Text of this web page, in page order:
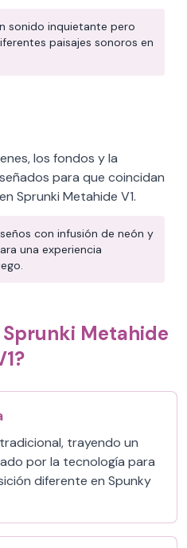
sonido inquietante pero
paisajes sonoros en
los fondos y la
para que coincidan
Sprunki Metahide V1.
con infusión de neón y
una experiencia
Metahide
trayendo un
por la tecnología para
diferente en Spunky